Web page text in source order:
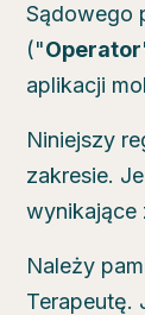
Sądowego
("Operator
aplikacji
Niniejszy
zakresie.
wynikające
Należy
Terapeutę.